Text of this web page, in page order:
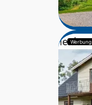
Werbung